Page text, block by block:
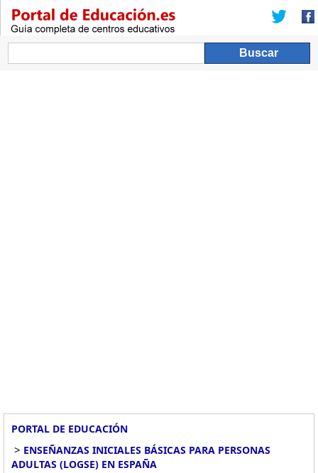
PORTAL DE EDUCACIÓN
> ENSEÑANZAS INICIALES BÁSICAS PARA PERSONAS
ADULTAS (LOGSE) EN ESPAÑA